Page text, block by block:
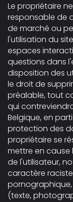
Le propriétaire
responsable de
de marché ou
l'utilisation du site
espaces
questions dans
disposition des
le droit de
préalable, tout
qui
Belgique, en
protection des
propriétaire se
mettre en cause
de l'utilisateur,
caractère
(texte,